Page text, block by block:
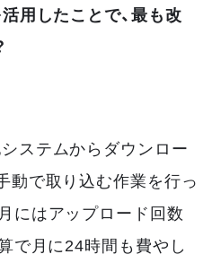
用したことで、最も改
ステムからダウンロー
動で取り込む作業を行っ
にはアップロード回数
で月に24時間も費やし